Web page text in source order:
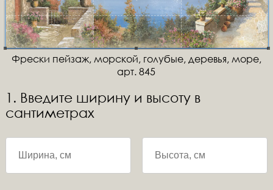
Фрески пейзаж, морской, голубые, деревья, море,
арт. 845
1. Введите ширину и высоту в
сантиметрах